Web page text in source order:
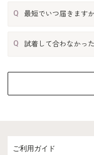
Q 最短でいつ届きます
Q 試着して合わなかっ
ご利用ガイド